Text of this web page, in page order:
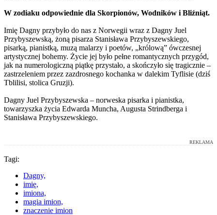
W zodiaku odpowiednie dla Skorpionów, Wodników i Bliźniąt.
Imię Dagny przybyło do nas z Norwegii wraz z Dagny Juel
Przybyszewską, żoną pisarza Stanisława Przybyszewskiego,
pisarką, pianistką, muzą malarzy i poetów, „królową” ówczesnej
artystycznej bohemy. Życie jej było pełne romantycznych przygód,
jak na numerologiczną piątkę przystało, a skończyło się tragicznie –
zastrzeleniem przez zazdrosnego kochanka w dalekim Tyflisie (dziś
Tblilisi, stolica Gruzji).
Dagny Juel Przybyszewska – norweska pisarka i pianistka,
towarzyszka życia Edwarda Muncha, Augusta Strindberga i
Stanisława Przybyszewskiego.
REKLAMA
Tagi:
Dagny,
imię,
imiona,
magia imion,
znaczenie imion